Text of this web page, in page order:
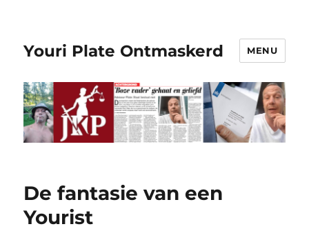
Youri Plate Ontmaskerd MENU
De fantasie van een
Yourist